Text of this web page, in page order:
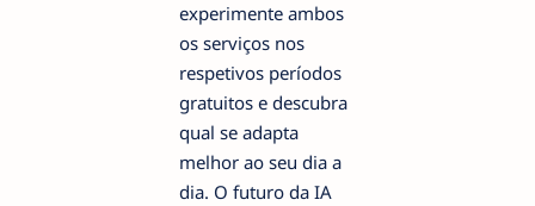
experimente ambos
os serviços nos
respetivos períodos
gratuitos e descubra
qual se adapta
melhor ao seu dia a
dia. O futuro da IA